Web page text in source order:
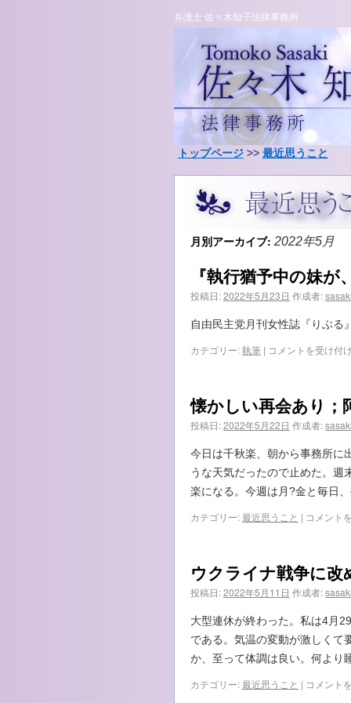
弁護士 佐々木知子法律事務所
トップページ >> 最近思うこと
月別アーカイブ: 2022年5月
『執行猶予中の妹
投稿日:2022年5月23日 作成者:sasaki
自由民主党月刊女性誌『りぶる
カテゴリー:執筆 | 『執
中
の
妹
が、
再
び
万
を
し
ま
ま
し
た…』
は
コメントを受け付
懐かしい再会あり；
投稿日:2022年5月22日 作成者:sasaki
今日は千秋楽、朝から事務所に
うな天気だったので止めた。週
楽になる。今週は月?金と毎日
カテゴリー:最近思うこと | 懐
再
会
あ
り；
阿
武
町
件
コメント
ウクライナ戦争に改
投稿日:2022年5月11日 作成者:sasaki
大型連休が終わった。私は4月
である。気温の変動が激しくて
か、至って体調は良い。何より
カテゴリー:最近思うこと | ウ
コメント